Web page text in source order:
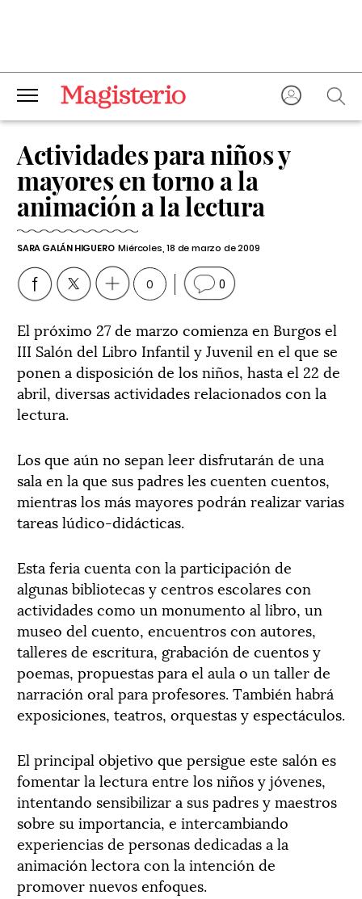
Actividades para niños y
mayores en torno a la
animación a la lectura
SARA GALÁN HIGUERO Miércoles, 18 de marzo de 2009
0 0
El próximo 27 de marzo comienza en Burgos el
III Salón del Libro Infantil y Juvenil en el que se
ponen a disposición de los niños, hasta el 22 de
abril, diversas actividades relacionados con la
lectura.
Los que aún no sepan leer disfrutarán de una
sala en la que sus padres les cuenten cuentos,
mientras los más mayores podrán realizar varias
tareas lúdico-didácticas.
Esta feria cuenta con la participación de
algunas bibliotecas y centros escolares con
actividades como un monumento al libro, un
museo del cuento, encuentros con autores,
talleres de escritura, grabación de cuentos y
poemas, propuestas para el aula o un taller de
narración oral para profesores. También habrá
exposiciones, teatros, orquestas y espectáculos.
El principal objetivo que persigue este salón es
fomentar la lectura entre los niños y jóvenes,
intentando sensibilizar a sus padres y maestros
sobre su importancia, e intercambiando
experiencias de personas dedicadas a la
animación lectora con la intención de
promover nuevos enfoques.